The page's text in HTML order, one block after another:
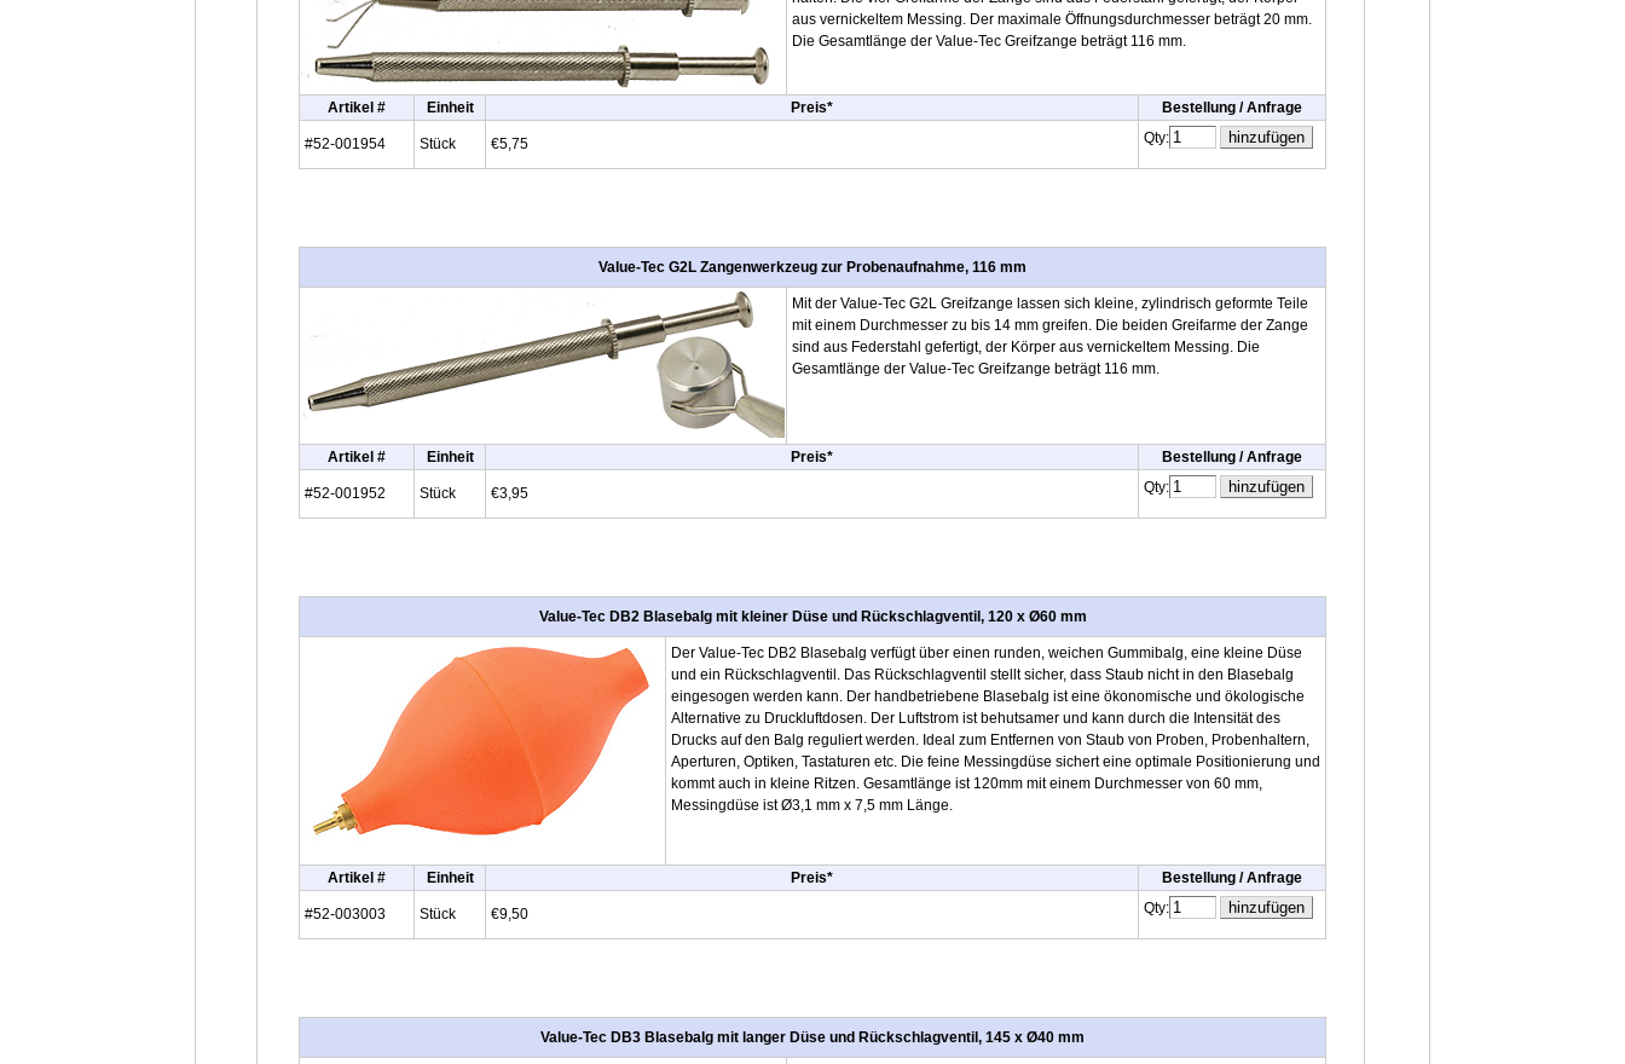
aus vernickeltem Messing. Der maximale Öffnungsdurchmesser beträgt 20 mm.
Die Gesamtlänge der Value-Tec Greifzange beträgt 116 mm.
Artikel # Einheit Preis* Bestellung / Anfrage
#52-001954 Stück €5,75 Qty:
Value-Tec G2L Zangenwerkzeug zur Probenaufnahme, 116 mm
Mit der Value-Tec G2L Greifzange lassen sich kleine, zylindrisch geformte Teile
mit einem Durchmesser zu bis 14 mm greifen. Die beiden Greifarme der Zange
sind aus Federstahl gefertigt, der Körper aus vernickeltem Messing. Die
Gesamtlänge der Value-Tec Greifzange beträgt 116 mm.
Artikel # Einheit Preis* Bestellung / Anfrage
#52-001952 Stück €3,95 Qty:
Value-Tec DB2 Blasebalg mit kleiner Düse und Rückschlagventil, 120 x Ø60 mm
Der Value-Tec DB2 Blasebalg verfügt über einen runden, weichen Gummibalg, eine kleine Düse
und ein Rückschlagventil. Das Rückschlagventil stellt sicher, dass Staub nicht in den Blasebalg
eingesogen werden kann. Der handbetriebene Blasebalg ist eine ökonomische und ökologische
Alternative zu Druckluftdosen. Der Luftstrom ist behutsamer und kann durch die Intensität des
Drucks auf den Balg reguliert werden. Ideal zum Entfernen von Staub von Proben, Probenhaltern,
Aperturen, Optiken, Tastaturen etc. Die feine Messingdüse sichert eine optimale Positionierung und
kommt auch in kleine Ritzen. Gesamtlänge ist 120mm mit einem Durchmesser von 60 mm,
Messingdüse ist Ø3,1 mm x 7,5 mm Länge.
Artikel # Einheit Preis* Bestellung / Anfrage
#52-003003 Stück €9,50 Qty:
Value-Tec DB3 Blasebalg mit langer Düse und Rückschlagventil, 145 x Ø40 mm